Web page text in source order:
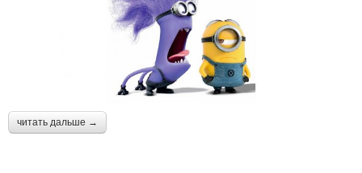
читать дальше →